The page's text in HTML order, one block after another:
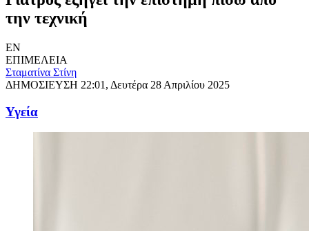
την τεχνική
EN
ΕΠΙΜΕΛΕΙΑ
Σταματίνα Στίνη
ΔΗΜΟΣΙΕΥΣΗ 22:01, Δευτέρα 28 Απριλίου 2025
Υγεία